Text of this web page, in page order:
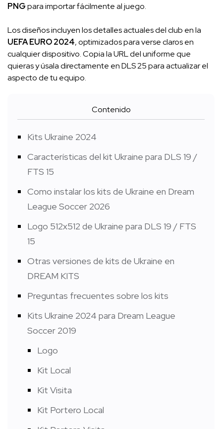
PNGpara importar fácilmente al juego.
Los diseños incluyen los detalles actuales del club en la
UEFA EURO 2024, optimizados para verse claros en
cualquier dispositivo. Copia la URL del uniforme que
quieras y úsala directamente en DLS 25 para actualizar el
aspecto de tu equipo.
Contenido
Kits Ukraine 2024
Características del kit Ukraine para DLS 19 /
FTS 15
Como instalar los kits de Ukraine en Dream
League Soccer 2026
Logo 512x512 de Ukraine para DLS 19 / FTS
15
Otras versiones de kits de Ukraine en
DREAM KITS
Preguntas frecuentes sobre los kits
Kits Ukraine 2024 para Dream League
Soccer 2019
Logo
Kit Local
Kit Visita
Kit Portero Local